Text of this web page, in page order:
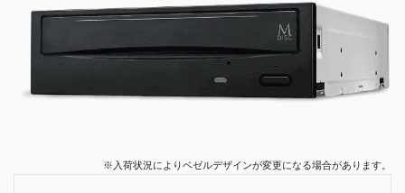
※入荷状況によりベゼルデザインが変更になる場合があります。